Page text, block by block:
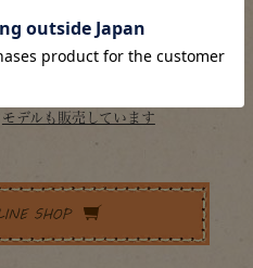
本店
モデルも販売しています